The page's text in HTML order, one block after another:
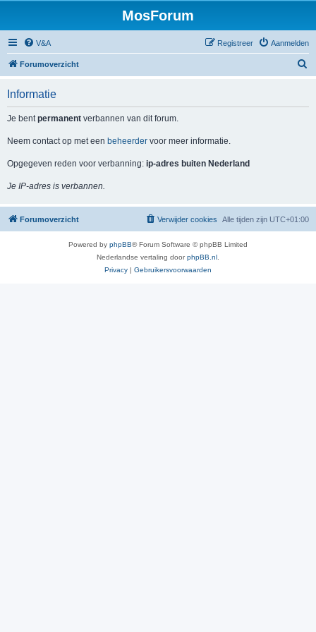
MosForum
V&A Aanmelden
Registreer
Forumoverzicht
Informatie
Je bentpermanent verbannen van dit forum.
Neem contact op met een beheerder voor meer informatie.
Opgegeven reden voor verbanning: ip-adres buiten Nederland
Je IP-adres is verbannen.
Forumoverzicht Alle tijden zijn UTC+01:00
Verwijder cookies
Powered by phpBB® Forum Software © phpBB Limited
Nederlandse vertaling doorphpBB.nl
Privacy | Gebruikersvoorwaarden